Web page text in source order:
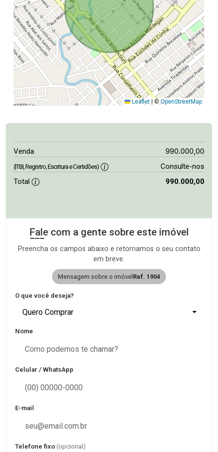
Leaflet ©OpenStreetMap
Venda 990.000,00
(ITBI, Registro, Escritura e Certidões)
Consulte-nos
Total
990.000,00
Fale com a gente sobre este imóvel
Preencha os campos abaixo e retornamos o seu contato
em breve.
Mensagem sobre o imóvel Ref. 1904
O que você deseja?
Quero Comprar
Nome
Celular / WhatsApp
E-mail
Telefone fixo (opcional)